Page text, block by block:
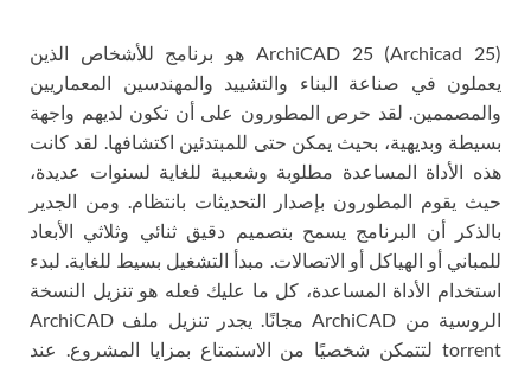
ArchiCAD 25 (Archicad 25) هو برنامج للأشخاص الذين
يعملون في صناعة البناء والتشييد والمهندسين المعماريين
والمصممين. لقد حرص المطورون على أن تكون لديهم واجهة
بسيطة وبديهية، بحيث يمكن حتى للمبتدئين اكتشافها. لقد كانت
هذه الأداة المساعدة مطلوبة وشعبية للغاية لسنوات عديدة،
حيث يقوم المطورون بإصدار التحديثات بانتظام. ومن الجدير
بالذكر أن البرنامج يسمح بتصميم دقيق ثنائي وثلاثي الأبعاد
للمباني أو الهياكل أو الاتصالات. مبدأ التشغيل بسيط للغاية. لبدء
استخدام الأداة المساعدة، كل ما عليك فعله هو تنزيل النسخة
الروسية من ArchiCAD مجانًا. يجدر تنزيل ملف ArchiCAD
torrent لتتمكن شخصيًا من الاستمتاع بمزايا المشروع. عند